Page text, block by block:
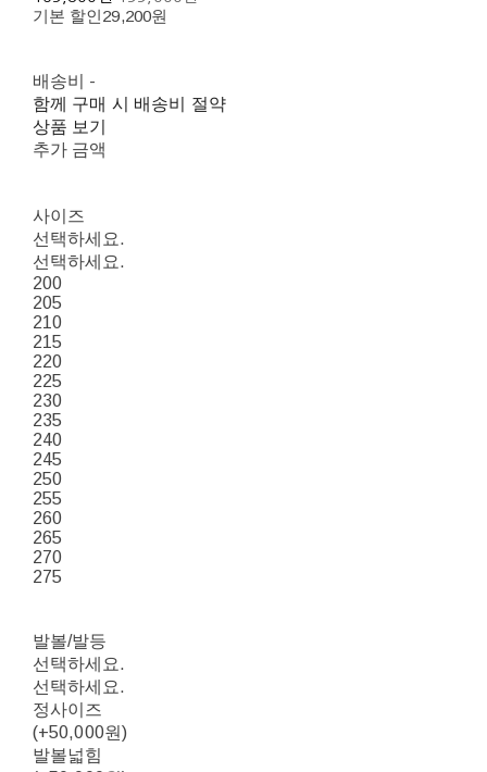
기본 할인29,200원
배송비 -
함께 구매 시 배송비 절약
상품 보기
추가 금액
사이즈
선택하세요.
선택하세요.
200
205
210
215
220
225
230
235
240
245
250
255
260
265
270
275
발볼/발등
선택하세요.
선택하세요.
정사이즈
(+50,000원)
발볼넓힘